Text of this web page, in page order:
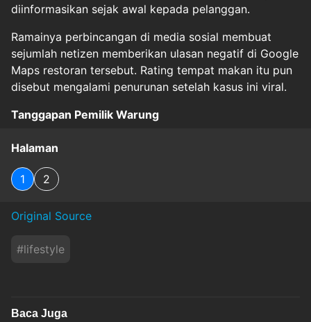
diinformasikan sejak awal kepada pelanggan.
Ramainya perbincangan di media sosial membuat
sejumlah netizen memberikan ulasan negatif di Google
Maps restoran tersebut. Rating tempat makan itu pun
disebut mengalami penurunan setelah kasus ini viral.
Tanggapan Pemilik Warung
Halaman
1 2
Original Source
#lifestyle
Baca Juga